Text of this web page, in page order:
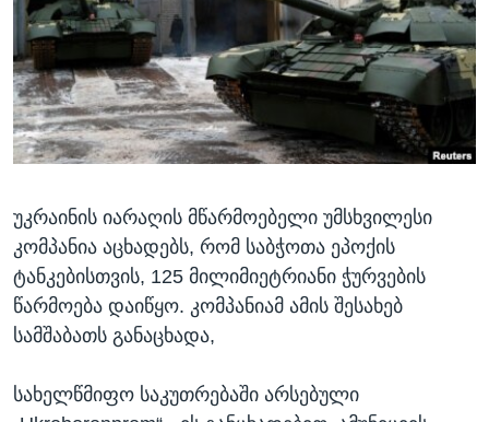
ᲡᲢᲣᲓᲘᲐ ᲕᲐᲨᲘᲜᲒᲢᲝᲜᲘ
ᲔᲙᲝᲜᲝᲛᲘᲙᲐ
ᲯᲐᲜᲛᲠᲗᲔᲚᲝᲑᲐ
ᲛᲔᲪᲜᲘᲔᲠᲔᲑᲐ
ᲘᲜᲢᲔᲠᲕᲘᲣ
ᲒᲐᲚᲘᲚᲔᲝ
ᲓᲔᲖᲘᲜᲤᲝᲠᲛᲐᲪᲘᲐ
Learning English
ᲗᲕᲐᲚᲘ ᲒᲕᲐᲓᲔᲕᲜᲔᲗ
უკრაინის იარაღის მწარმოებელი უმსხვილესი
კომპანია აცხადებს, რომ საბჭოთა ეპოქის
ტანკებისთვის, 125 მილიმიეტრიანი ჭურვების
წარმოება დაიწყო. კომპანიამ ამის შესახებ
სამშაბათს განაცხადა,
სახელწმიფო საკუთრებაში არსებული